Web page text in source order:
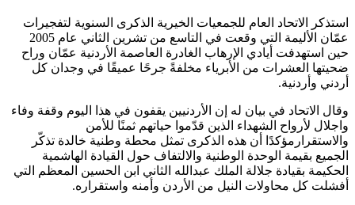
استذكر الاتحاد العام للجمعيات الخيرية الذكرى السنوية لتفجيرات
عمّان الأليمة التي وقعت في التاسع من تشرين الثاني عام 2005
حين استهدفت أيادي الإرهاب الغادرة العاصمة الأردنية عمّان وراح
ضحيتها العشرات من الأبرياء مخلفةً جرحًا عميقًا في وجدان كل
أردني وأردنية.
وقال الاتحاد في بيان له إن الأردنيين يقفون في هذا اليوم وقفة وفاء
واجلال لأرواح الشهداء الذين قدّموا حياتهم ثمنًا للأمن
والاستقرارمؤكدًا أن هذه الذكرى تمثل محطة وطنية خالدة تذكّر
الجميع بقيمة الوحدة الوطنية والالتفاف حول القيادة الهاشمية
الحكيمة بقيادة جلالة الملك عبدالله الثاني ابن الحسين المعظم التي
أفشلت كل محاولات النيل من الأردن وأمنه واستقراره.